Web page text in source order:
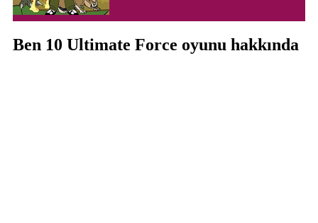
Ben 10 Ultimate Force oyunu hakkında